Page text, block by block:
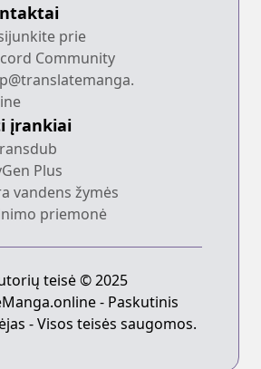
prie
Community
įrankiai
Plus
vandens žymės
priemonė
teisė © 2025
- Paskutinis
- Visos teisės saugomos.